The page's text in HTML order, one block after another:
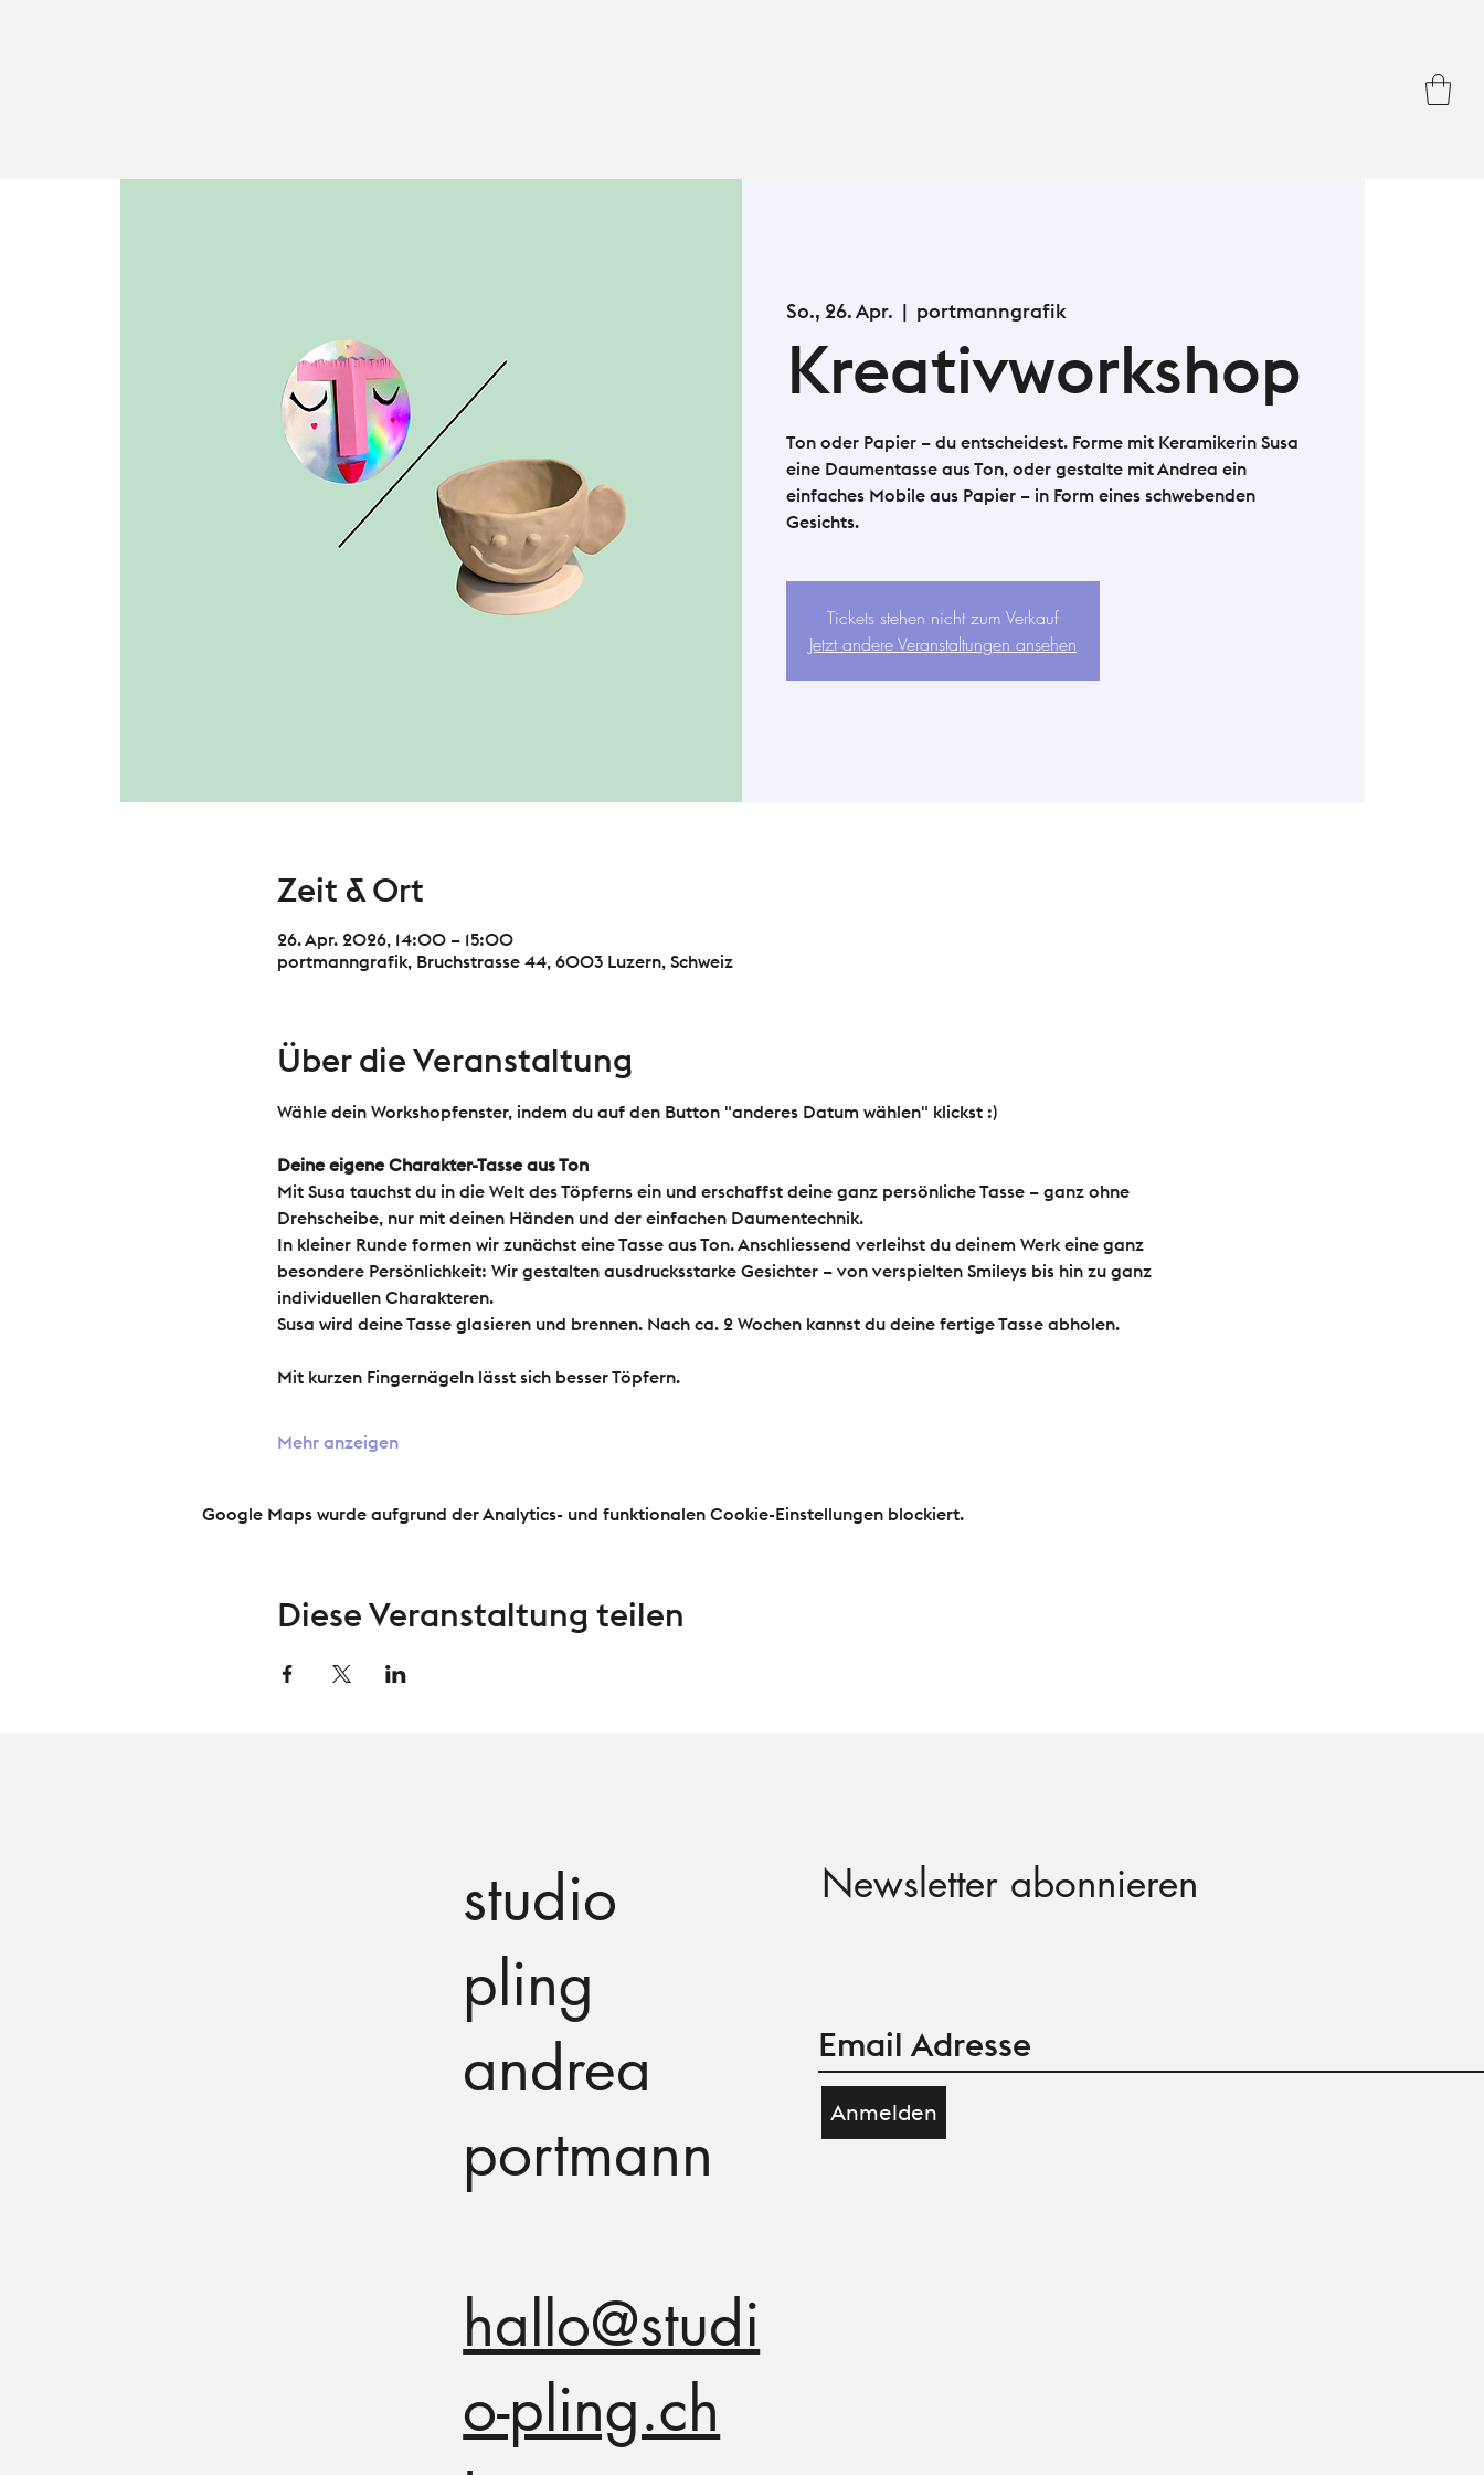
So., 26. Apr.
  |
portmanngrafik
Kreativworkshop
Ton oder Papier – du entscheidest. Forme mit Keramikerin Susa
eine Daumentasse aus Ton, oder gestalte mit Andrea ein
einfaches Mobile aus Papier – in Form eines schwebenden
Gesichts.
Tickets stehen nicht zum Verkauf
Jetzt andere Veranstaltungen ansehen
Zeit & Ort
26. Apr. 2026, 14:00 – 15:00
portmanngrafik, Bruchstrasse 44, 6003 Luzern, Schweiz
Über die Veranstaltung
Wähle dein Workshopfenster, indem du auf den Button "anderes Datum wählen" klickst :)
Deine eigene Charakter-Tasse aus Ton
Mit Susa tauchst du in die Welt des Töpferns ein und erschaffst deine ganz persönliche Tasse – ganz ohne
Drehscheibe, nur mit deinen Händen und der einfachen Daumentechnik.
In kleiner Runde formen wir zunächst eine Tasse aus Ton. Anschliessend verleihst du deinem Werk eine ganz
besondere Persönlichkeit: Wir gestalten ausdrucksstarke Gesichter – von verspielten Smileys bis hin zu ganz
individuellen Charakteren.
Susa wird deine Tasse glasieren und brennen. Nach ca. 2 Wochen kannst du deine fertige Tasse abholen.
Mit kurzen Fingernägeln lässt sich besser Töpfern.
Mehr anzeigen
Google Maps wurde aufgrund der Analytics- und funktionalen Cookie-Einstellungen blockiert.
Diese Veranstaltung teilen
Anmelden
Newsletter abonnieren
studio
pling
andrea
portmann
hallo@studi
o-pling.ch